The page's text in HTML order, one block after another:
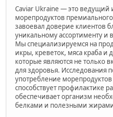
Caviar Ukraine — это ведущий
морепродуктов
завоевал доверие клиентов
уникальному ассортименту и
Мы специализируемся на
икры, креветок, мяса краба и
которые являются не только
для здоровья. Исследования
употребление
способствует профилактике
обеспечивает организм
белками и полезными